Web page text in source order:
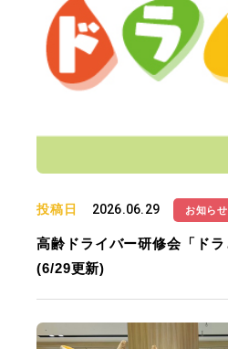
投稿日 2026.06.29 お知らせ
高齢ドライバー研修会「ド
(6/29更新)